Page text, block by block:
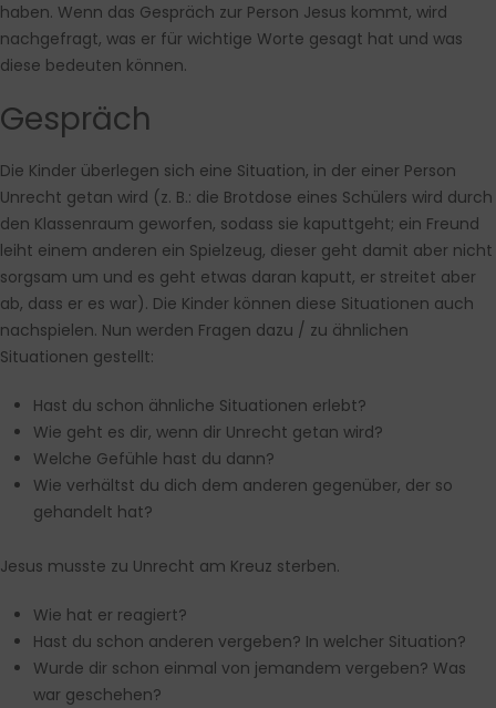
haben. Wenn das Gespräch zur Person Jesus kommt, wird
nachgefragt, was er für wichtige Worte gesagt hat und was
diese bedeuten können.
Gespräch
Die Kinder überlegen sich eine Situation, in der einer Person
Unrecht getan wird (z. B.: die Brotdose eines Schülers wird durch
den Klassenraum geworfen, sodass sie kaputtgeht; ein Freund
leiht einem anderen ein Spielzeug, dieser geht damit aber nicht
sorgsam um und es geht etwas daran kaputt, er streitet aber
ab, dass er es war). Die Kinder können diese Situationen auch
nachspielen. Nun werden Fragen dazu / zu ähnlichen
Situationen gestellt:
Hast du schon ähnliche Situationen erlebt?
Wie geht es dir, wenn dir Unrecht getan wird?
Welche Gefühle hast du dann?
Wie verhältst du dich dem anderen gegenüber, der so
gehandelt hat?
Jesus musste zu Unrecht am Kreuz sterben.
Wie hat er reagiert?
Hast du schon anderen vergeben? In welcher Situation?
Wurde dir schon einmal von jemandem vergeben? Was
war geschehen?